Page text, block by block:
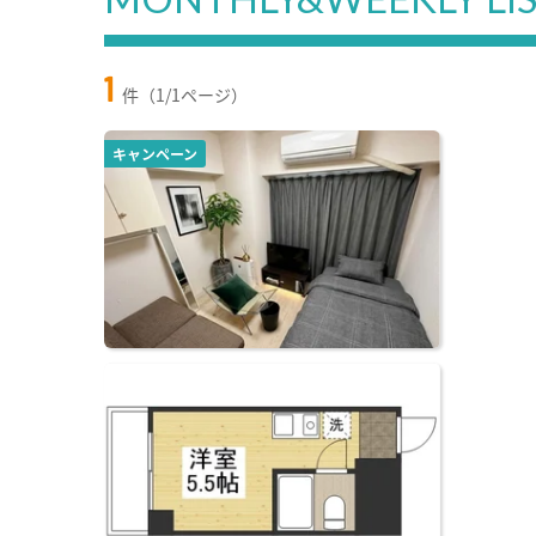
1 件（1/1ページ）
キャンペーン